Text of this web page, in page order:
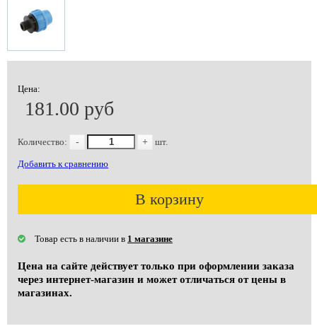
Цена:
181.00 руб
Количество: - + шт.
Добавить к сравнению
В корзину
Товар есть в наличии в 1 магазине
Цена на сайте действует только при оформлении заказа
через интернет-магазин и может отличаться от цены в
магазинах.